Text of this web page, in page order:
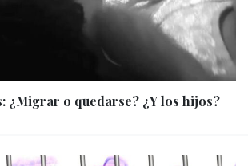
¿Migrar o quedarse? ¿Y los hijos?